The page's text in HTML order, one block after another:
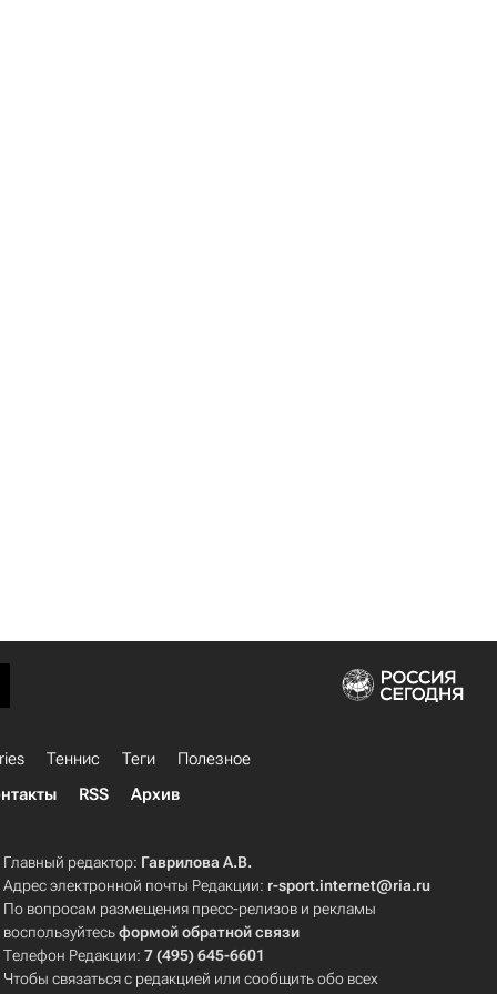
Теннис Теги
Полезное
RSS Архив
Главный редактор: Гаврилова А.В.
Адрес электронной почты Редакции: r-sport.internet@ria.ru
По вопросам размещения пресс-релизов и рекламы
воспользуйтесьформой обратной связи
Телефон Редакции:7 (495) 645-6601
Чтобы связаться с редакцией или сообщить обо всех